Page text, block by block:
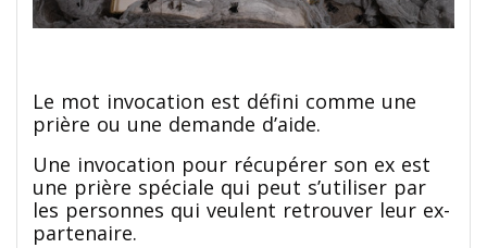
Le mot invocation est défini comme une
prière ou une demande d’aide.
Une invocation pour récupérer son ex est
une prière spéciale qui peut s’utiliser par
les personnes qui veulent retrouver leur ex-
partenaire.